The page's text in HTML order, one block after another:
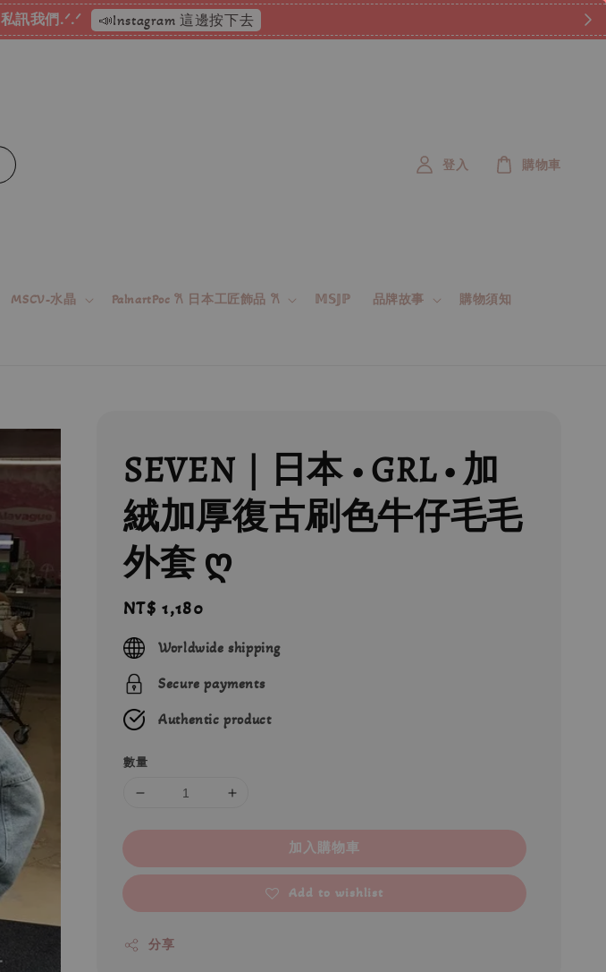
♡ 加入會員消費累積折扣點數 ⟢ 消費滿𝟐𝟎𝟎𝟎元即享免運唷 ✿ ˎˊ˗
MSCV-水晶 PalnartPoc 𐙚 日本工匠飾品 𐙚 𝕄𝕊𝕁ℙ 品牌故事 購物須知
登入 購物車
SEVEN｜日本 • GRL • 加
絨加厚復古刷色牛仔毛毛
外套 ღ
Regular
price
NT$ 1,180
Worldwide shipping
Secure payments
Authentic product
數量
加入購物車
Add to wishlist
分享